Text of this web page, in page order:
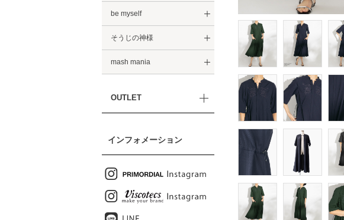
be myself
そうじの神様
mash mania
OUTLET
インフォメーション